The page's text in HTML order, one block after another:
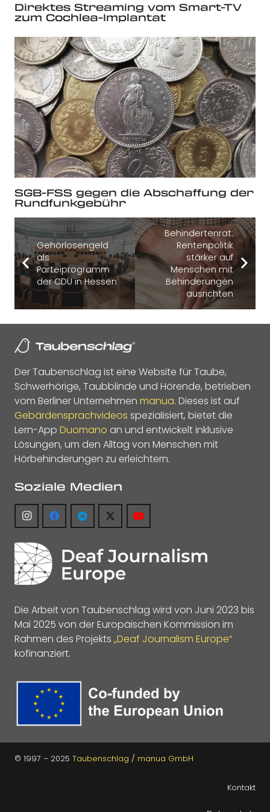
Direktes Streaming vom Smart-TV
zum Cochlea-Implantat
SGB-FSS gegen die Abschaffung der
Rundfunkgebühr
Gehörlosengeld
als
Parteiprogramm
der CDU in Hessen
Behindertenrat:
Rentenpolitik
stärker auf
Menschen mit
Behinderungen
ausrichten
Der Taubenschlag ist eine Website für Taube,
Schwerhörige, Taubblinde und Hörende, betrieben
vom Berliner Unternehmen manua. Dieses ist auf
Gebärdensprachvideos spezialisiert, bietet die
Lern-App Duomano an und entwickelt inklusive
Lösungen, um den Alltag von Menschen mit
Hörbehinderungen zu erleichtern.
Soziale Medien
Die Arbeit von Taubenschlag wird von Juni 2023 bis
Mai 2025 von der Europäischen Kommission im
Rahmen des Projekts „Deaf Journalism Europe“
kofinanziert.
© 1997 – 2025 Taubenschlag / manua GmbH
Kontakt